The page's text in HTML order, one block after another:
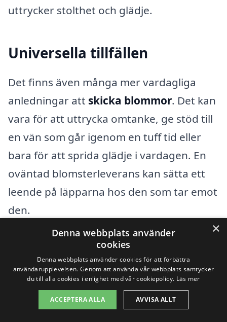
uttrycker stolthet och glädje.
Universella tillfällen
Det finns även många mer vardagliga
anledningar att skicka blommor. Det kan
vara för att uttrycka omtanke, ge stöd till
en vän som går igenom en tuff tid eller
bara för att sprida glädje i vardagen. En
oväntad blomsterleverans kan sätta ett
leende på läpparna hos den som tar emot
den.
Fira kärleksrelationer
Buketter är inte bara för stora händelser;
de är även perfekta för att fira små
×
Denna webbplats använder
cookies
Denna webbplats använder cookies för att förbättra
användarupplevelsen. Genom att använda vår webbplats samtycker
du till alla cookies i enlighet med vår cookiepolicy. Läs mer
ACCEPTERA ALLA AVVISA ALLT